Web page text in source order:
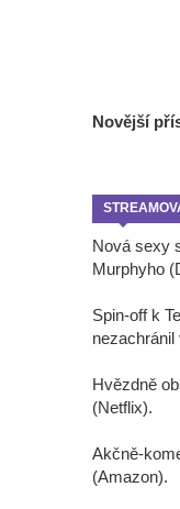
Novější
Nová sexy
Murphyho
Spin-off k
Hvězdně
(Netflix).
Akčně-
(Amazon).